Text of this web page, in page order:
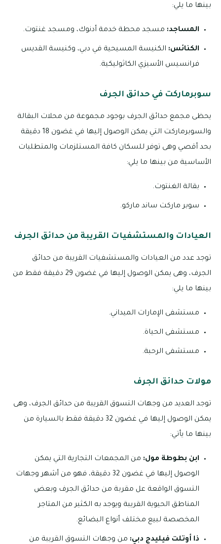
بينها ما يلي:
المساجد: مسجد محطة خدمة أدنوك، ومسجد غنتوت.
الكنائس: الكنيسة المسيحية في دبي، وكنيسة القديس
فرانسيس الأسيزي الكاثوليكية.
سوبرماركت في حدائق الجرف
يحظى مجمع حدائق الجرف بوجود مجموعة من محلات البقالة
والسوبرماركت التي يمكن الوصول إليها في غضون 18 دقيقة
بحد أقصي وهى توفر للسكان كافة المستلزمات والمتطلبات
الأساسية من بينها ما يلي:
بقالة الغنتوت.
سوبر ماركت ساند ماركو.
العيادات والمستشفيات القريبة من حدائق الجرف
توجد عدد من العيادات والمستشفيات القريبة من حدائق
الجرف، وهى يمكن الوصول إليها في غضون 29 دقيقة فقط من
بينها ما يلي:
مستشفى الإمارات الميداني.
مستشفى الحياة.
مستشفى الرحبة.
مولات حدائق الجرف
توجد العديد من وجهات التسوق القريبة من حدائق الجرف، وهى
يمكن الوصول إليها في غضون 32 دقيقة فقط بالسيارة من
بينها ما يأتي:
ابن بطوطة مول: من المجمعات التجارية التي يمكن
الوصول إليها في غضون 32 دقيقة، فهو من أشهر وجهات
التسوق الواقعة عل مقربة من حدائق الجرف وبعض
المناطق الحيوية القريبة ويوجد به الكثير من المتاجر
المخصصة لبيع مختلف أنواع البضائع.
ذا أوتلت فيليدج دبي: من وجهات التسوق القريبة من